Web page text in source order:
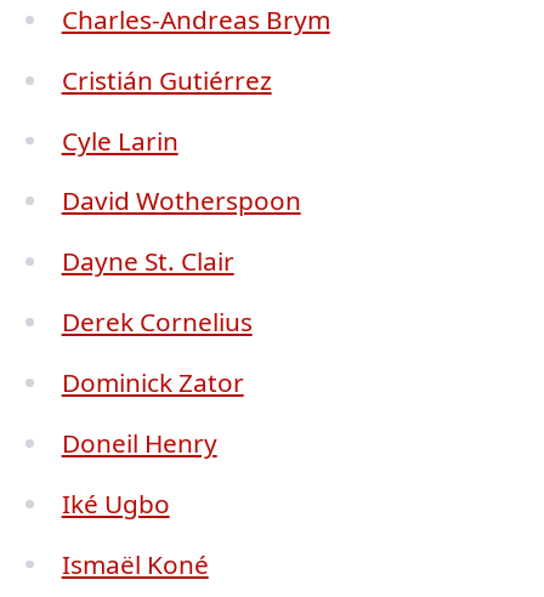
Charles-Andreas Brym
Cristián Gutiérrez
Cyle Larin
David Wotherspoon
Dayne St. Clair
Derek Cornelius
Dominick Zator
Doneil Henry
Iké Ugbo
Ismaël Koné